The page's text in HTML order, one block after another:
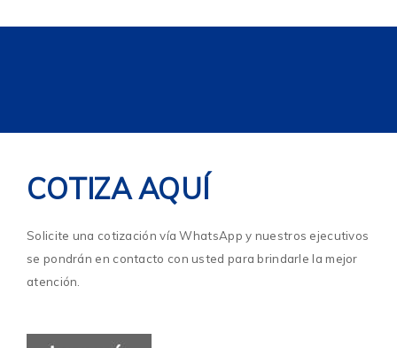
COTIZA AQUÍ
Solicite una cotización vía WhatsApp y nuestros ejecutivos
se pondrán en contacto con usted para brindarle la mejor
atención.